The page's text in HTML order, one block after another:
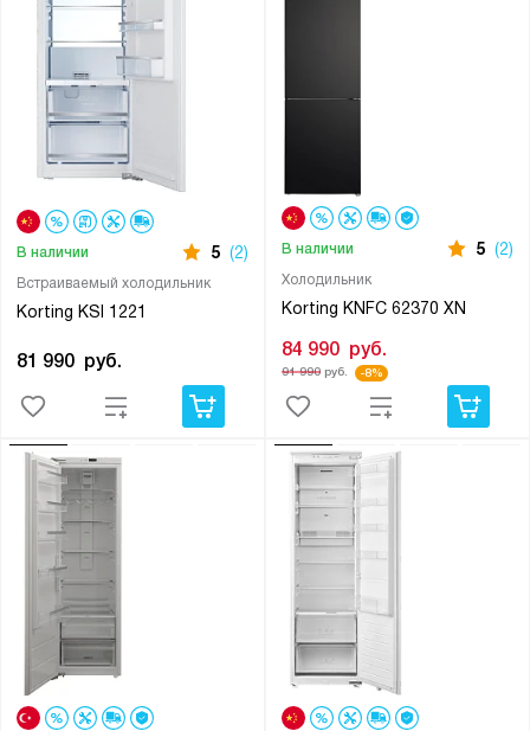
Встраиваемый холодильник
Korting KSI 1221
В наличии 5 (2)
81 990 руб.
Холодильник
Korting KNFC 62370 XN
В наличии 5 (2)
84 990 руб.
91 990руб. -8%